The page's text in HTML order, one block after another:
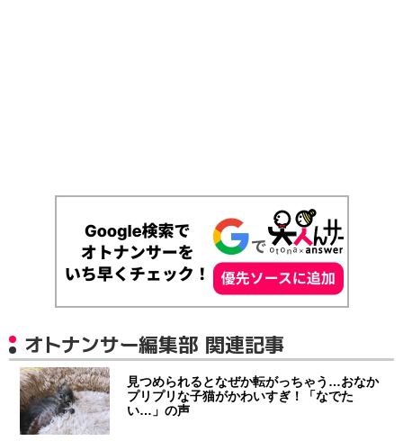
オトナンサー編集部 関連記事
見つめられるとなぜか転がっちゃう…おなか
プリプリな子猫がかわいすぎ！「なでた
い…」の声